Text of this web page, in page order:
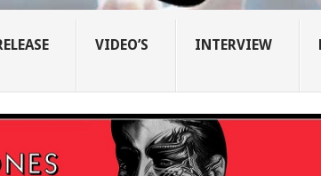
VIDEO’S INTERVIEW